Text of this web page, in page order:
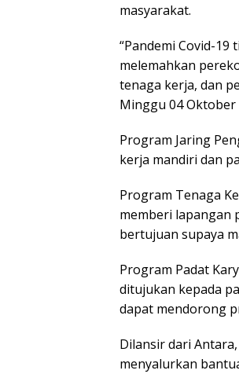
masyarakat.
“Pandemi Covid-
melemahkan
tenaga kerja, dan
Minggu 04 Oktober
Program Jaring
kerja mandiri dan
Program Tenaga
memberi lapangan
bertujuan supaya
Program Padat
ditujukan kepada
dapat mendorong
Dilansir dari
menyalurkan